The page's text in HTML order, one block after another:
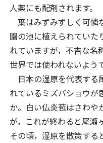
人薬にも配剤されます。
葉はみずみずしく可憐
園の池に植えられていた
れていますが，不吉な名
世界では使われないよう
日本の湿原を代表する
れているミズバショウが
か。白い仏炎苞はさわや
が，これが終わると尾瀬
その頃，湿原を散策する